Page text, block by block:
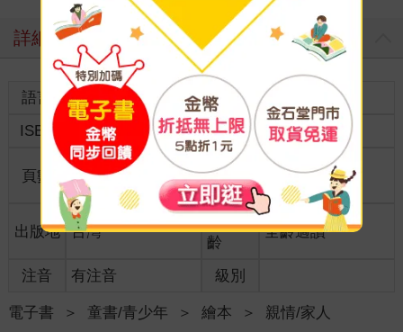
詳細資料
語言 中文繁體
裝訂
ISBN
9789865075491 分級 普通級
頁數 40
商品規
格
29.7*21
出版地 台灣
適讀年
齡
全齡適讀
注音 有注音 級別
電子書 ＞ 童書/青少年 ＞ 繪本 ＞ 親情/家人